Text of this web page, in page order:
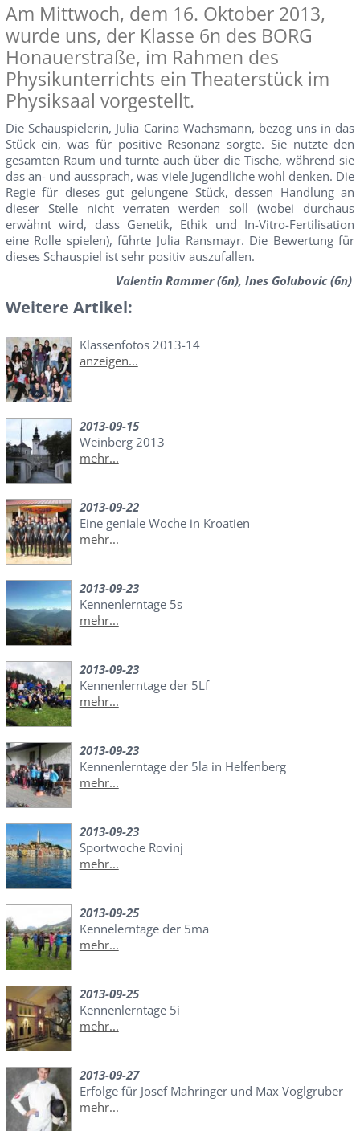
Am Mittwoch, dem 16. Oktober 2013,
wurde uns, der Klasse 6n des BORG
Honauerstraße, im Rahmen des
Physikunterrichts ein Theaterstück im
Physiksaal vorgestellt.
Die Schauspielerin, Julia Carina Wachsmann, bezog uns in das
Stück ein, was für positive Resonanz sorgte. Sie nutzte den
gesamten Raum und turnte auch über die Tische, während sie
das an- und aussprach, was viele Jugendliche wohl denken. Die
Regie für dieses gut gelungene Stück, dessen Handlung an
dieser Stelle nicht verraten werden soll (wobei durchaus
erwähnt wird, dass Genetik, Ethik und In-Vitro-Fertilisation
eine Rolle spielen), führte Julia Ransmayr. Die Bewertung für
dieses Schauspiel ist sehr positiv auszufallen.
Valentin Rammer (6n), Ines Golubovic (6n)
Weitere Artikel:
Klassenfotos 2013-14
anzeigen...
2013-09-15
Weinberg 2013
mehr...
2013-09-22
Eine geniale Woche in Kroatien
mehr...
2013-09-23
Kennenlerntage 5s
mehr...
2013-09-23
Kennenlerntage der 5Lf
mehr...
2013-09-23
Kennenlerntage der 5la in Helfenberg
mehr...
2013-09-23
Sportwoche Rovinj
mehr...
2013-09-25
Kennelerntage der 5ma
mehr...
2013-09-25
Kennenlerntage 5i
mehr...
2013-09-27
Erfolge für Josef Mahringer und Max Voglgruber
mehr...